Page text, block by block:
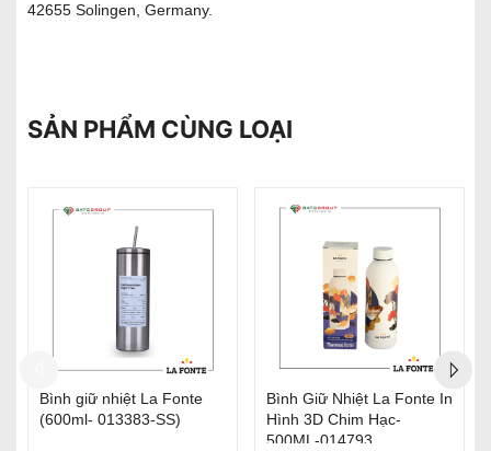
42655 Solingen, Germany.
SẢN PHẨM CÙNG LOẠI
Bình Nước Thể Thao La
Fonte Dung Tích Lớn-
Bình Nước Thể Thao La
Fonte Dung Tích Lớn-
2400 ML-014892-BLU